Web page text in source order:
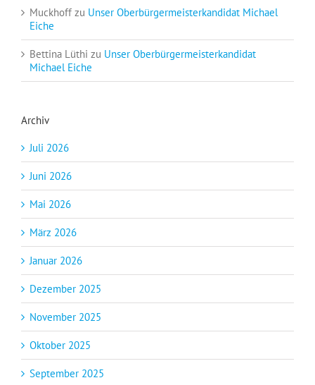
Muckhoff zu Unser Oberbürgermeisterkandidat Michael
Eiche
Bettina Lüthi zu Unser Oberbürgermeisterkandidat
Michael Eiche
Archiv
Juli 2026
Juni 2026
Mai 2026
März 2026
Januar 2026
Dezember 2025
November 2025
Oktober 2025
September 2025